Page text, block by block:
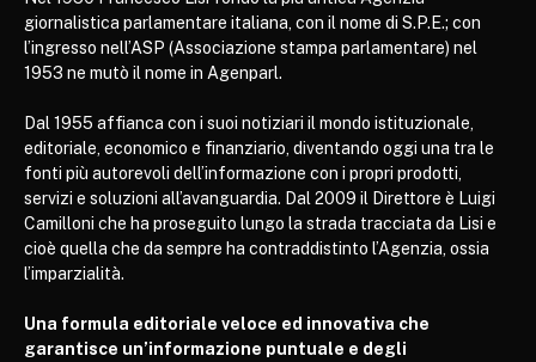
giornalistica parlamentare italiana, con il nome di S.P.E.; con
l’ingresso nell’ASP (Associazione stampa parlamentare) nel
1953 ne mutò il nome in Agenparl.
Dal 1955 affianca con i suoi notiziari il mondo istituzionale,
editoriale, economico e finanziario, diventando oggi una tra le
fonti più autorevoli dell’informazione con i propri prodotti,
servizi e soluzioni all’avanguardia. Dal 2009 il Direttore è Luigi
Camilloni che ha proseguito lungo la strada tracciata da Lisi e
cioè quella che da sempre ha contraddistinto l’Agenzia, ossia
l’imparzialità.
Una formula editoriale veloce ed innovativa che
garantisce un’informazione puntuale e degli